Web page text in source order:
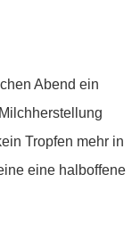
Abend ein
Tropfen mehr in
eine halboffene